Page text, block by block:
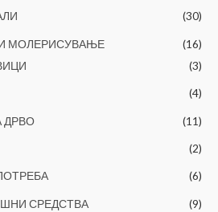
(30)
МОЛЕРИСУВАЊЕ
(16)
(3)
(4)
ДРВО (11)
(2)
(6)
СРЕДСТВА (9)